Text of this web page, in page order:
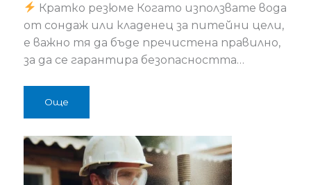
Кратко резюме Когато използвате вода
от сондаж или кладенец за питейни цели,
е важно тя да бъде пречистена правилно,
за да се гарантира безопасността…
Още